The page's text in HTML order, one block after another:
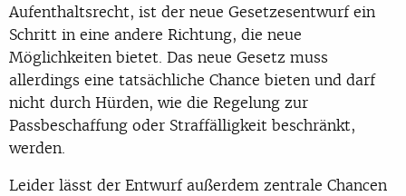
Aufenthaltsrecht, ist der neue Gesetzesentwurf ein
Schritt in eine andere Richtung, die neue
Möglichkeiten bietet. Das neue Gesetz muss
allerdings eine tatsächliche Chance bieten und darf
nicht durch Hürden, wie die Regelung zur
Passbeschaffung oder Straffälligkeit beschränkt,
werden.
Leider lässt der Entwurf außerdem zentrale Chancen